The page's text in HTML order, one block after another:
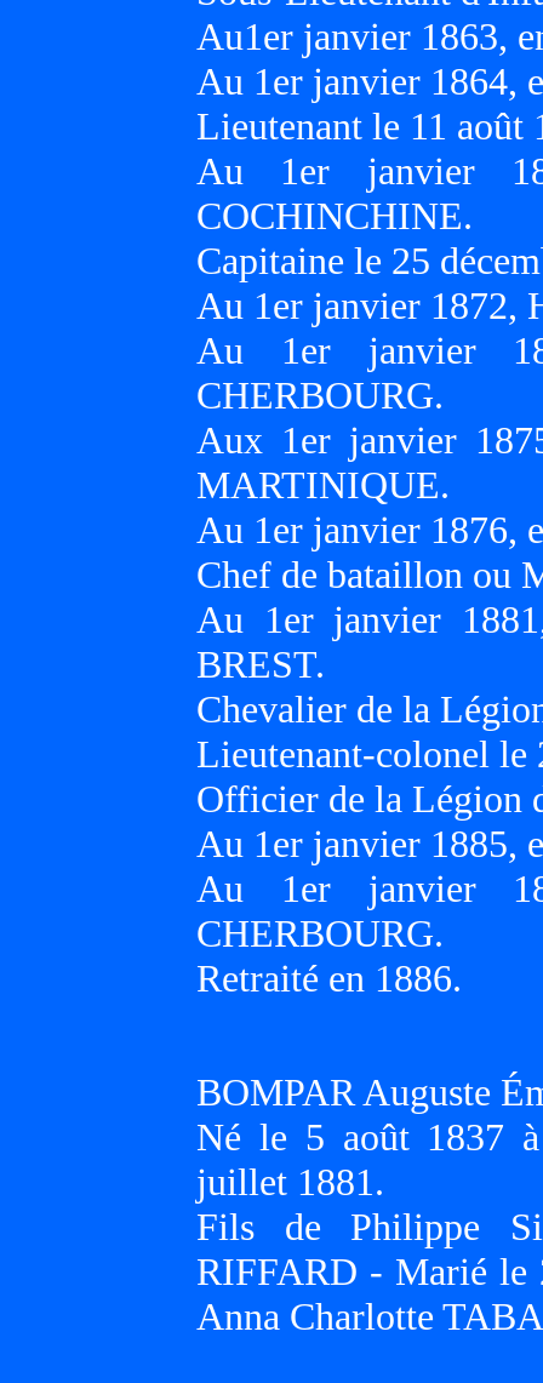
Au1er janvier 1863,
Au 1er janvier 1864,
Lieutenant le 11 août
Au 1er janvier
COCHINCHINE.
Capitaine le 25
Au 1er janvier 1872,
Au 1er janvier
CHERBOURG.
Aux 1er janvier
MARTINIQUE.
Au 1er janvier 1876,
Chef de bataillon ou
Au 1er janvier
BREST.
Chevalier de la
Lieutenant-colonel le
Officier de la Légion
Au 1er janvier 1885,
Au 1er janvier
CHERBOURG.
Retraité en 1886.
BOMPAR Auguste
Né le 5 août 1837
juillet 1881.
Fils de Philippe
RIFFARD - Marié le
Anna Charlotte